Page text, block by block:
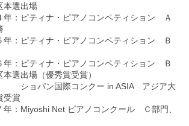
本選出場
ティナ・ピアノコンペティション Ａ
ティナ・ピアノコンペティション Ｂ
ティナ・ピアノコンペティション Ｂ
選出場（優秀賞受賞）
コンクー in ASIA アジア大
受賞
Net ピアノコンクール Ｃ部門、